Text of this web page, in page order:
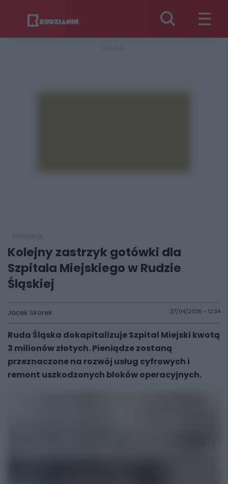
Kolejny zastrzyk gotówki dla
Szpitala Miejskiego w Rudzie
Śląskiej
Jacek Skorek 27/04/2026 - 12:34
Ruda Śląska dokapitalizuje Szpital Miejski kwotą
3 milionów złotych. Pieniądze zostaną
przeznaczone na rozwój usług cyfrowych i
remont uszkodzonych bloków operacyjnych.